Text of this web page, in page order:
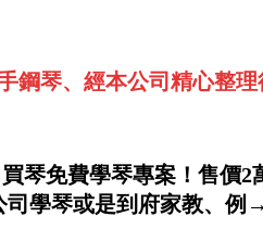
鋼琴、經本公司精心整
琴免費學琴專案！售價2
司學琴或是到府家教、例